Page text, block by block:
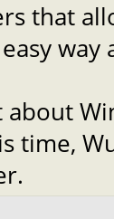
that
about
time,